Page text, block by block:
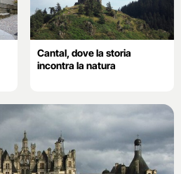
Cantal, dove la storia
incontra la natura